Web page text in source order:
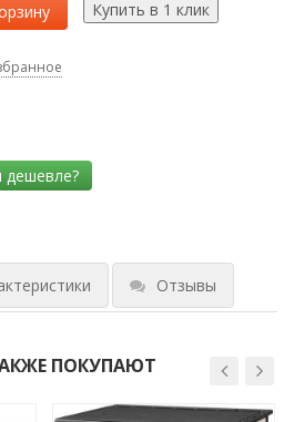
Отзывы
ПОКУПАЮТ